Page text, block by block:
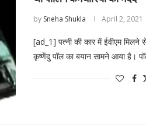
by Sneha Shukla April 2, 2021
[ad_1] पत्नी की कार में ईवीएम मिलने
कृष्णेंदु पॉल का बयान सामने आया है।